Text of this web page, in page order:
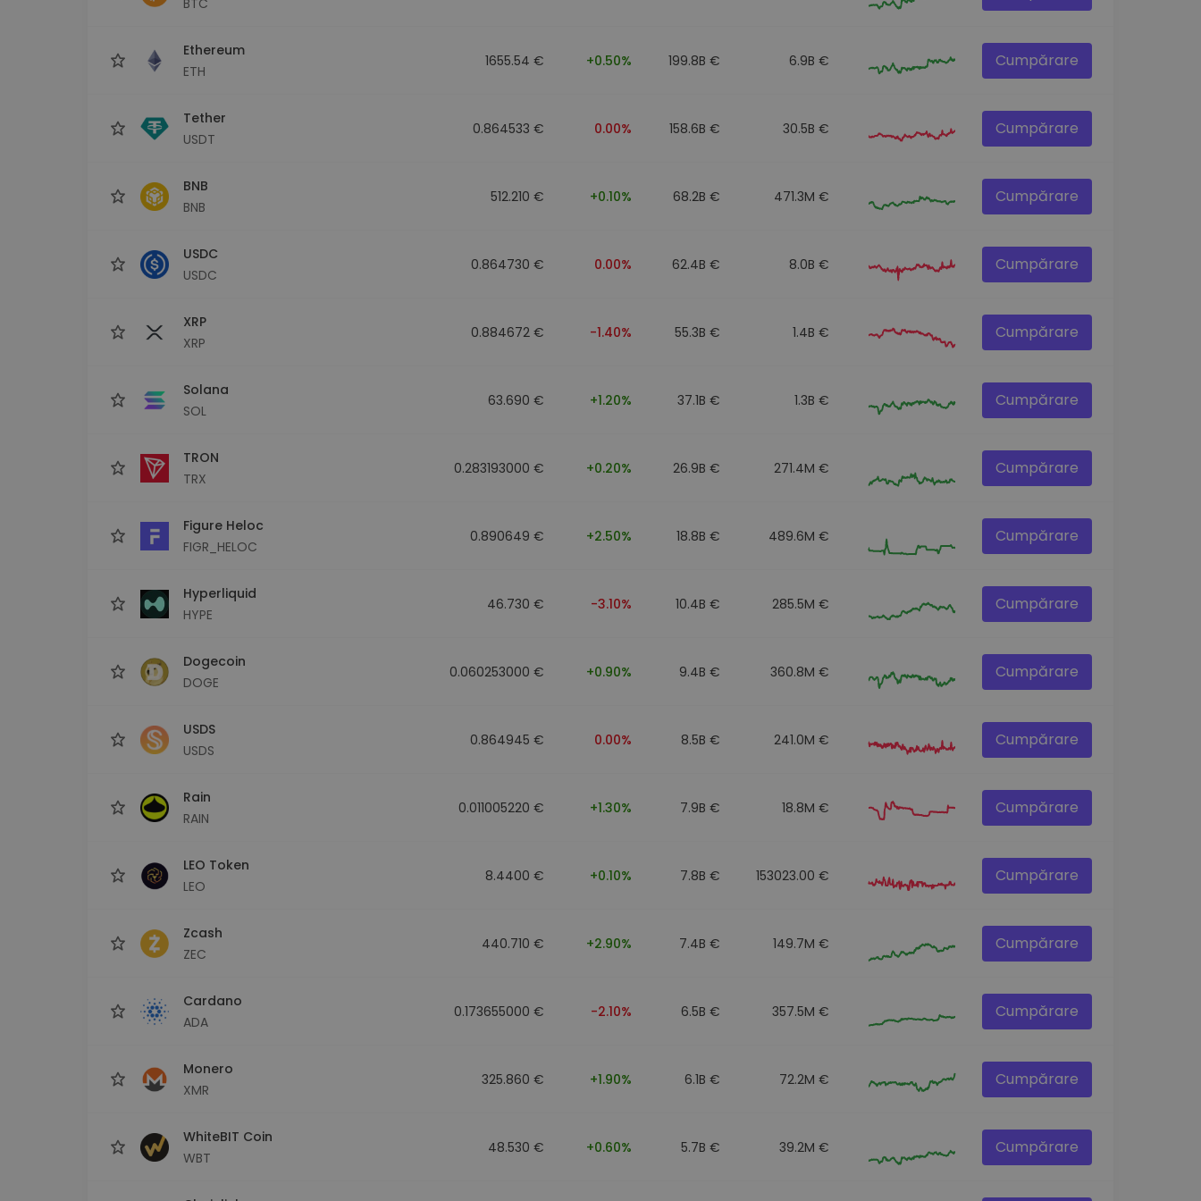
Ethereum
ETH
1655.54 € +0.50% 199.8B € 6.9B € Cumpărare
Tether
USDT
0.864533 € 0.00% 158.6B € 30.5B € Cumpărare
BNB
BNB
512.210 € +0.10% 68.2B € 471.3M € Cumpărare
USDC
USDC
0.864730 € 0.00% 62.4B € 8.0B € Cumpărare
XRP
XRP
0.884672 € -1.40% 55.3B € 1.4B € Cumpărare
Solana
SOL
63.690 € +1.20% 37.1B € 1.3B € Cumpărare
TRON
TRX
0.283193000 € +0.20% 26.9B € 271.4M € Cumpărare
Figure Heloc
FIGR_HELOC
0.890649 € +2.50% 18.8B € 489.6M € Cumpărare
Hyperliquid
HYPE
46.730 € -3.10% 10.4B € 285.5M € Cumpărare
Dogecoin
DOGE
0.060253000 € +0.90% 9.4B € 360.8M € Cumpărare
USDS
USDS
0.864945 € 0.00% 8.5B € 241.0M € Cumpărare
Rain
RAIN
0.011005220 € +1.30% 7.9B € 18.8M € Cumpărare
LEO Token
LEO
8.4400 € +0.10% 7.8B € 153023.00 € Cumpărare
Zcash
ZEC
440.710 € +2.90% 7.4B € 149.7M € Cumpărare
Cardano
ADA
0.173655000 € -2.10% 6.5B € 357.5M € Cumpărare
Monero
XMR
325.860 € +1.90% 6.1B € 72.2M € Cumpărare
WhiteBIT Coin
WBT
48.530 € +0.60% 5.7B € 39.2M € Cumpărare